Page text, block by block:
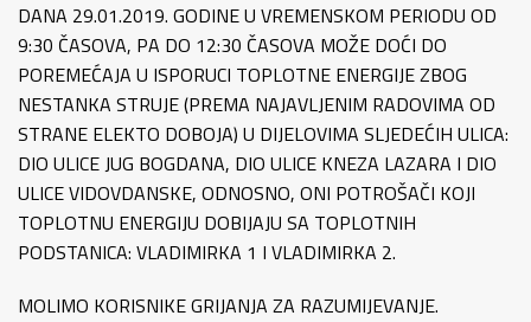
DANA 29.01.2019. GODINE U VREMENSKOM PERIODU OD
9:30 ČASOVA, PA DO 12:30 ČASOVA MOŽE DOĆI DO
POREMEĆAJA U ISPORUCI TOPLOTNE ENERGIJE ZBOG
NESTANKA STRUJE (PREMA NAJAVLJENIM RADOVIMA OD
STRANE ELEKTO DOBOJA) U DIJELOVIMA SLJEDEĆIH ULICA:
DIO ULICE JUG BOGDANA, DIO ULICE KNEZA LAZARA I DIO
ULICE VIDOVDANSKE, ODNOSNO, ONI POTROŠAČI KOJI
TOPLOTNU ENERGIJU DOBIJAJU SA TOPLOTNIH
PODSTANICA: VLADIMIRKA 1 I VLADIMIRKA 2.
MOLIMO KORISNIKE GRIJANJA ZA RAZUMIJEVANJE.